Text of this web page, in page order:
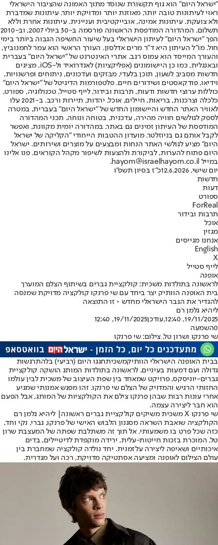
"ישראל היום" הוא גוף תקשורת שנוסד מתוך האמונה שהציבור הישראלי
ראוי לעיתונות טובה יותר, מאוזנת יותר ומדויקת יותר. עיתונות שמדברת
ולא צועקת. עיתונות אמינה, אובייקטיבית ועניינית. עיתונות אחרת וללא
תשלום. המהדורה המודפסת הראשונה פורסמה ב-30 ביולי 2007, וב-2010
הפך "ישראל היום" לעיתון הישראלי בעל שיעור החשיפה הגבוה ביותר בימי
חול. מו"ל העיתון היא ד"ר מרים אדלסון. העורך הראשי הוא עמר לחמנוביץ,
והעורך המייסד הוא עמוס רגב. אתרי האינטרנט של "ישראל היום" בעברית
ובאנגלית, כמו כן היישומונים (אפליקציות) לאנדרואיד ול-iOS, מציגים
חדשות מסביב לשעון, תוכן בלעדי, מבזקים ועדכונים, ניתוחים ופרשנויות,
וידיאו, פודקאסטים ושידורים חיים. פלטפורמות הדיגיטל של "ישראל היום"
כוללות ערוצי חדשות ודעות, תרבות ובידור, לייף סטייל, טכנולוגיה, ספורט,
כלכלה וצרכנות, בריאות, חיילים, אוכל, יהדות, תיירות ורכב. ב-2021 עלו
לאוויר האתר החדש והיישומון החדש של "ישראל היום" בעברית, במטרה
לספק לגולשים חוויה מהירה, עדכנית, בטוחה ונוחה. תכני המהדורה
המודפסת של העיתון זמינים גם באתר, במהדורה יומית מקוונת, ואפשר
לקבל אותם גם בניוזלטר. מועדון ההטבות הייחודי "הקליקה של ישראל
היום" מציע לגולשי האתר הנחות ומבצעים על מוצרים ושירותים. ישראל
היום פתוח להערות, לביקורת ולהצעות לשיפור מקהל הקוראים. פנו אלינו
במייל hayom@israelhayom.co.il.
יום שישי, 12.6.2026
כ"ז בסיון תשפ"ו
חדשות
דעות
ספורט
ForReal
תרבות ובידור
אוכל
מגזין
אנחנו מגייסים
English
X
לייף סטייל
אופנה
לראשונה בתולדות משכית: קולקציית גברים בשיתוף הצלם המוערך
בית האופנה הוותיק יצר ביחד עם שי פרנקו קולקציה מדויקת שמנסה
להגדיר את הגבר הישראלי מחדש • זו התוצאה
ליהיא גלמן רם
19/11/2025, 12:40
,עודכן19/11/2025, 12:40
0השמעה
שי פרנקו ושרון טל. צילום: שי פרנקו
בבית האופנה הישראלי הוותיקמשכיתחגגו היום (רביעי) בלהתרגשות
גדולה ועם דמעות בעיניים, לראשונה בתולדות המותג הושקה קולקציית
גברים-יוניסקס, פרויקט שמאחד בין שפת העיצוב של משכית לבין עולמו
החזותי הרגיש והמדויק של הצלם שי פרנקו. זהו מפגש אמנותי שמגיע
אחרי עונות רבות שבהן פרנקו צילם את הקולקציות של המותג, אבל הפעם
הוא חבר ליצירה עצמה.
שי פרנקו X משכית משיקים קולקציית גברים ראשונה| ליהיא גלמן רם
הקולקציה שואבת השראה מסגנון הלבוש האישי של פרנקו, גברי, נקי וחד,
כזה שכל פרט בו משמעותי. אל תוך זה משתלבת שפתה של המעצבת שרון
טל, המוכרת בזכות חייטות-עלית, ירידה מוקפדת לדיטיילים, בדים
איכותיים ושאיפה ליצירה עלזמנית. יחד נולדה קולקציה שמחברת בין
עולם הצילום לאופנה ומציעה אסתטיקה מדויקת, רכה ועל מגדרית.